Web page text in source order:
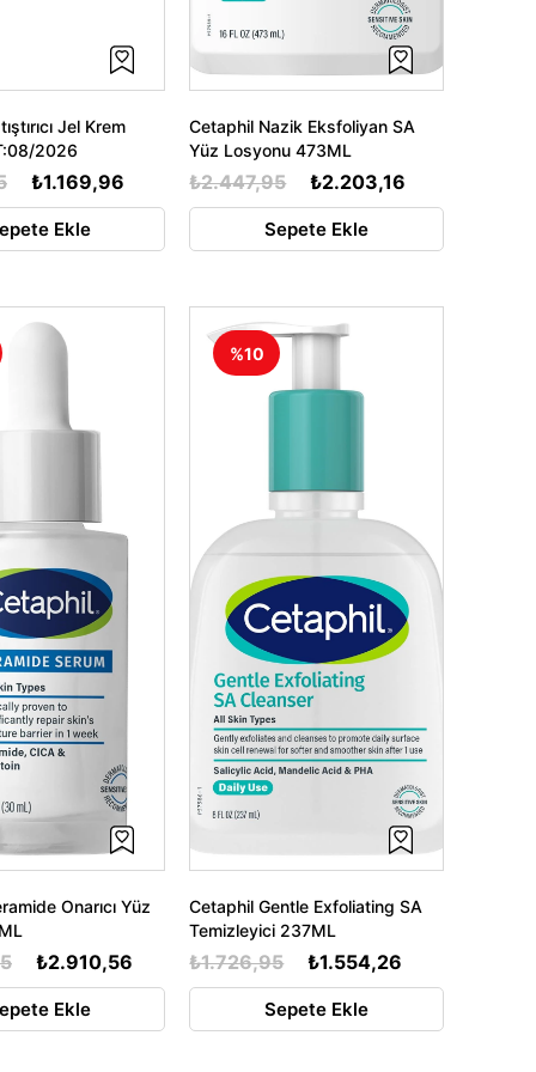
Jel Krem
2026
₺1.169,96
Ekle
Cetaphil Nazik Eksfoliyan SA
Yüz Losyonu 473ML
₺2.203,16
₺2.447,95
Sepete Ekle
Onarıcı Yüz
₺2.910,56
Ekle
Cetaphil Gentle Exfoliating SA
Temizleyici 237ML
₺1.554,26
₺1.726,95
Sepete Ekle
%10